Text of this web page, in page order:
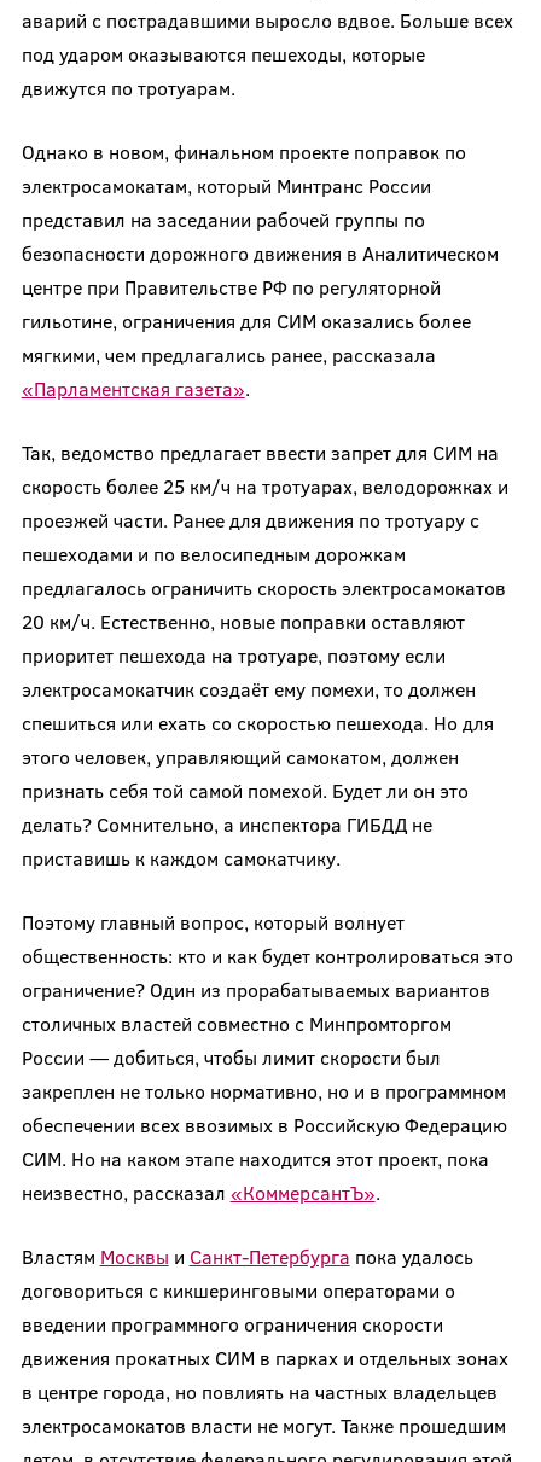
аварий с пострадавшими выросло вдвое. Больше всех
под ударом оказываются пешеходы, которые
движутся по тротуарам.
Однако в новом, финальном проекте поправок по
электросамокатам, который Минтранс России
представил на заседании рабочей группы по
безопасности дорожного движения в Аналитическом
центре при Правительстве РФ по регуляторной
гильотине, ограничения для СИМ оказались более
мягкими, чем предлагались ранее, рассказала
«Парламентская газета».
Так, ведомство предлагает ввести запрет для СИМ на
скорость более 25 км/ч на тротуарах, велодорожках и
проезжей части. Ранее для движения по тротуару с
пешеходами и по велосипедным дорожкам
предлагалось ограничить скорость электросамокатов
20 км/ч. Естественно, новые поправки оставляют
приоритет пешехода на тротуаре, поэтому если
электросамокатчик создаёт ему помехи, то должен
спешиться или ехать со скоростью пешехода. Но для
этого человек, управляющий самокатом, должен
признать себя той самой помехой. Будет ли он это
делать? Сомнительно, а инспектора ГИБДД не
приставишь к каждом самокатчику.
Поэтому главный вопрос, который волнует
общественность: кто и как будет контролироваться это
ограничение? Один из прорабатываемых вариантов
столичных властей совместно с Минпромторгом
России — добиться, чтобы лимит скорости был
закреплен не только нормативно, но и в программном
обеспечении всех ввозимых в Российскую Федерацию
СИМ. Но на каком этапе находится этот проект, пока
неизвестно, рассказал «КоммерсантЪ».
Властям Москвы и Санкт-Петербурга пока удалось
договориться с кикшеринговыми операторами о
введении программного ограничения скорости
движения прокатных СИМ в парках и отдельных зонах
в центре города, но повлиять на частных владельцев
электросамокатов власти не могут. Также прошедшим